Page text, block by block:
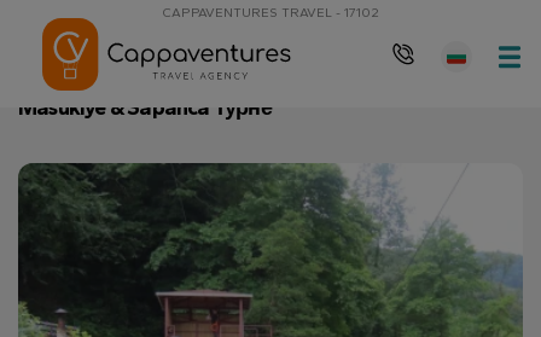
CAPPAVENTURES TRAVEL - 17102
Главна страница
Masukiye & Sapanca Турне